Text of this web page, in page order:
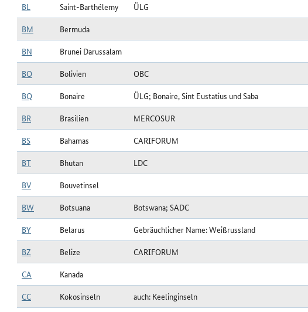
BL
Saint-Barthélemy
ÜLG
BM
Bermuda
BN
Brunei Darussalam
BO
Bolivien
OBC
BQ
Bonaire
ÜLG; Bonaire, Sint Eustatius und Saba
BR
Brasilien
MERCOSUR
BS
Bahamas
CARIFORUM
BT
Bhutan
LDC
BV
Bouvetinsel
BW
Botsuana
Botswana; SADC
BY
Belarus
Gebräuchlicher Name: Weißrussland
BZ
Belize
CARIFORUM
CA
Kanada
CC
Kokosinseln
auch: Keelinginseln